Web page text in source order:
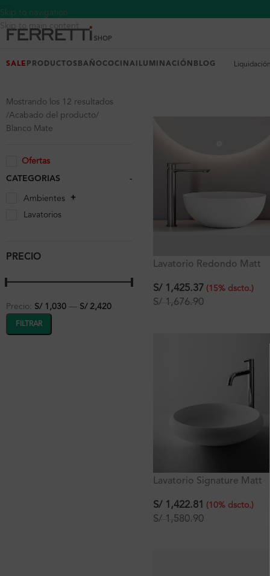
Skip to navigation
Skip to main content
SALE PRODUCTOS BAÑOCOCINA ILUMINACIÓN BLOG Liquidación
Mostrando los 12 resultados
Acabado del producto
Blanco Mate
Ofertas
CATEGORIAS -
Ambientes
Lavatorios
PRECIO
FILTRAR
Precio: S/ 1,030 — S/ 2,420
Lavatorio Redondo Matt
Signature
S/ 1,425.37 (15% dscto.)
S/ 1,676.90
Lavatorio Signature Matt
S/ 1,422.81 (10% dscto.)
S/ 1,580.90